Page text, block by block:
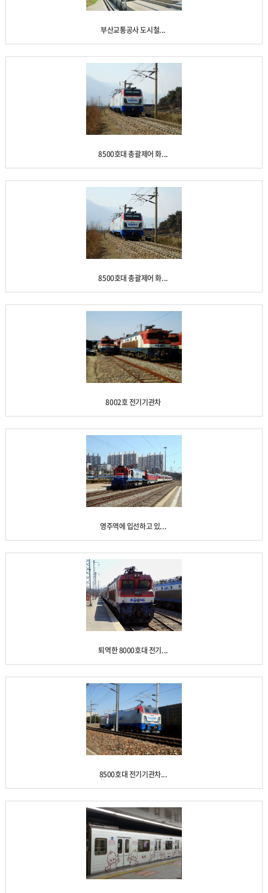
부산교통공사 도시철...
8500호대 총괄제어 화...
8500호대 총괄제어 화...
8002호 전기기관차
영주역에 입선하고 있...
퇴역한 8000호대 전기...
8500호대 전기기관차...